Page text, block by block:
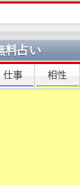
料占い